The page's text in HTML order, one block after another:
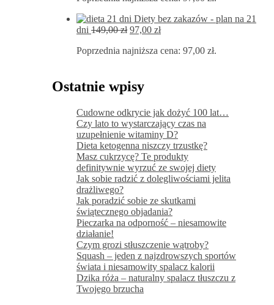
Diety bez zakazów - plan na 21
dni 149,00zł Pierwotna
wynosiła:
97,00 złAktualna
wynosi:
Poprzednia najniższa cena: 97,00 zł.
Ostatnie wpisy
Cudowne odkrycie jak dożyć 100 lat…
Czy lato to wystarczający czas na
uzupełnienie witaminy D?
Dieta ketogenna niszczy trzustkę?
Masz cukrzycę? Te produkty
definitywnie wyrzuć ze swojej diety
Jak sobie radzić z dolegliwościami jelita
drażliwego?
Jak poradzić sobie ze skutkami
świątecznego objadania?
Pieczarka na odporność – niesamowite
działanie!
Czym grozi stłuszczenie wątroby?
Squash – jeden z najzdrowszych sportów
świata i niesamowity spalacz kalorii
Dzika róża – naturalny spalacz tłuszczu z
Twojego brzucha